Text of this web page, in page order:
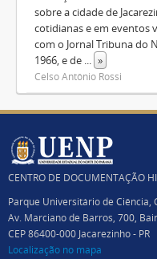
sobre a cidade de
cotidianas e em eventos
com o Jornal Tribuna do
1966, e de ... »
Celso Antônio Rossi
CENTRO DE DOCUMENTAÇÃO
Parque Universitário de Ciência,
Av. Marciano de Barros, 700,
CEP 86400-000 Jacarezinho - PR
Localização no mapa